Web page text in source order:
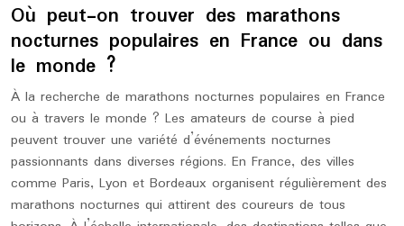
Où peut-on trouver des marathons
nocturnes populaires en France ou dans
le monde ?
À la recherche de marathons nocturnes populaires en France
ou à travers le monde ? Les amateurs de course à pied
peuvent trouver une variété d’événements nocturnes
passionnants dans diverses régions. En France, des villes
comme Paris, Lyon et Bordeaux organisent régulièrement des
marathons nocturnes qui attirent des coureurs de tous